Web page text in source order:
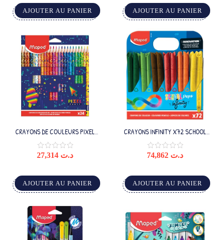
AJOUTER AU PANIER AJOUTER AU PANIER
CRAYONS DE COULEURS PIXEL
PARTY X24
د.ت
AJOUTER AU PANIER
CRAYONS INFINITY X72 SCHOOL
PACK
د.ت
AJOUTER AU PANIER